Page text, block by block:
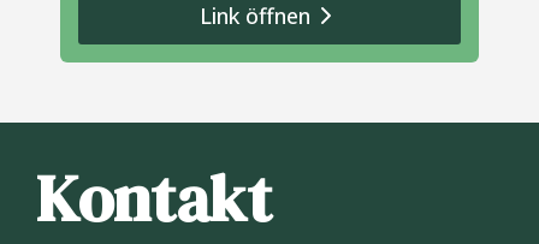
Link öffnen
Kontakt